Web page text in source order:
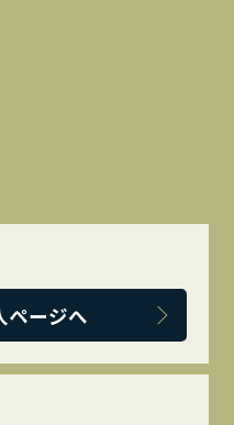
ページへ